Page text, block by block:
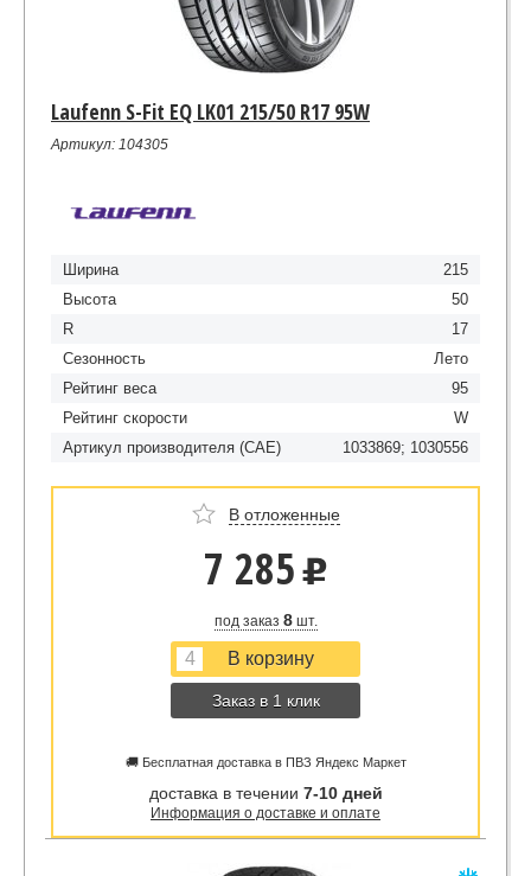
Laufenn S-Fit EQ LK01 215/50 R17 95W
Артикул: 104305
Ширина
215
Высота
50
R
17
Сезонность
Лето
Рейтинг веса
95
Рейтинг скорости
W
Артикул производителя (CAE)
1033869; 1030556
В отложенные
7 285 u
под заказ 8шт.
Заказ в 1 клик
🚚 Бесплатная доставка в ПВЗ Яндекс Маркет
доставка в течении 7-10 дней
Информация о доставке и оплате